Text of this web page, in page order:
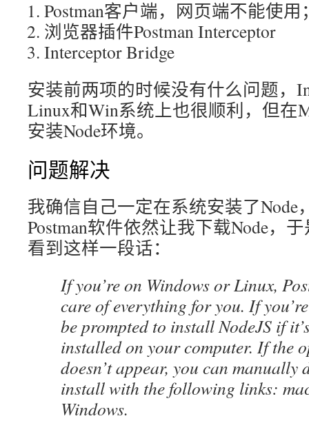
Postman客户端，网页端不能使用
浏览器插件Postman Interceptor
Interceptor Bridge
安装前两项的时候没有什么问题，
Linux和Win系统上也很顺利，但在
安装Node环境。
问题解决
我确信自己一定在系统安装了Node
Postman软件依然让我下载Node，
看到这样一段话：
If you’re on Windows or Linux,
care of everything for you. If
be prompted to install NodeJS if
installed on your computer. If the
doesn’t appear, you can manually
install with the following links:
Windows.